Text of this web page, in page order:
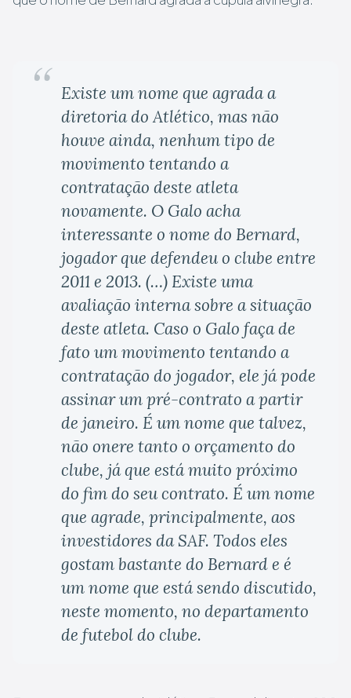
Existe um nome que agrada a
diretoria do Atlético, mas não
houve ainda, nenhum tipo de
movimento tentando a
contratação deste atleta
novamente. O Galo acha
interessante o nome do Bernard,
jogador que defendeu o clube entre
2011 e 2013. (…) Existe uma
avaliação interna sobre a situação
deste atleta. Caso o Galo faça de
fato um movimento tentando a
contratação do jogador, ele já pode
assinar um pré-contrato a partir
de janeiro. É um nome que talvez,
não onere tanto o orçamento do
clube, já que está muito próximo
do fim do seu contrato. É um nome
que agrade, principalmente, aos
investidores da SAF. Todos eles
gostam bastante do Bernard e é
um nome que está sendo discutido,
neste momento, no departamento
de futebol do clube.